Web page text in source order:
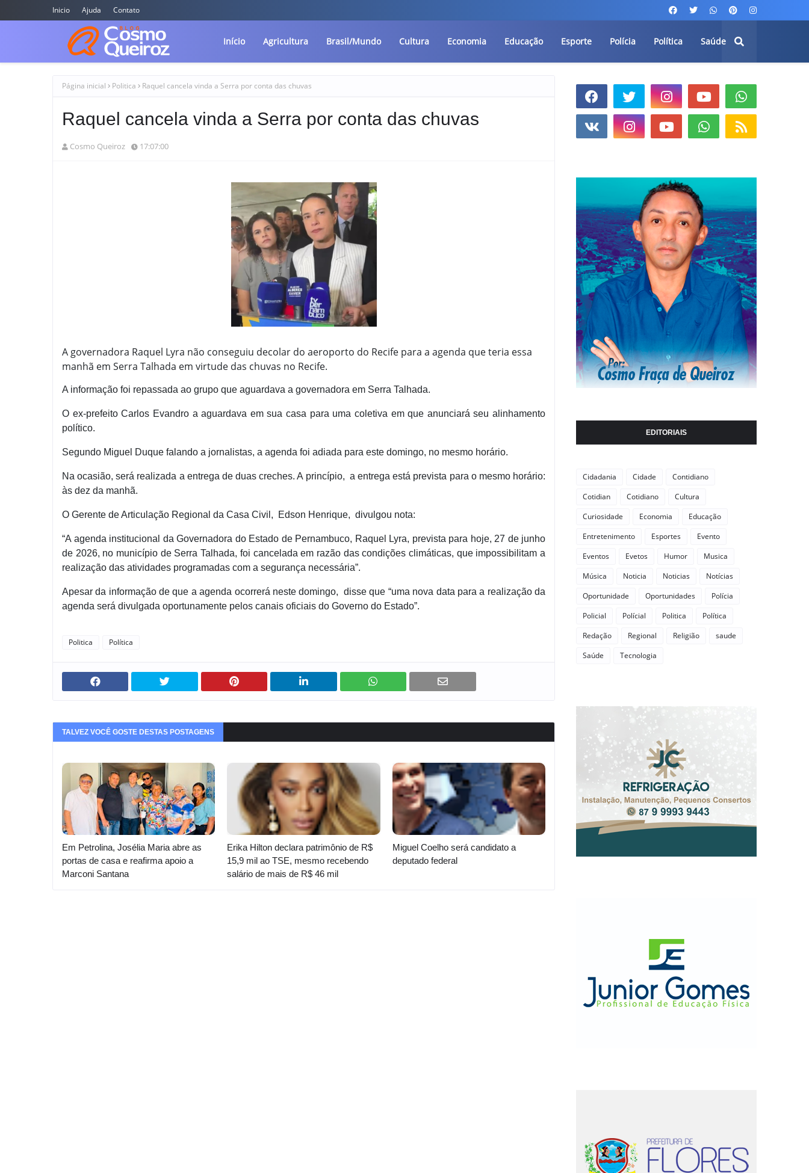
Inicio Ajuda Contato
Início Agricultura Brasil/Mundo Cultura Economia Educação Esporte Polícia Política Saúde
Página inicial Politica Raquel cancela vinda a Serra por conta das chuvas
Raquel cancela vinda a Serra por conta das chuvas
Cosmo Queiroz 17:07:00
A governadora Raquel Lyra não conseguiu decolar do aeroporto do Recife para a agenda que teria essa
manhã em Serra Talhada em virtude das chuvas no Recife.
A informação foi repassada ao grupo que aguardava a governadora em Serra Talhada.
O ex-prefeito Carlos Evandro a aguardava em sua casa para uma coletiva em que anunciará seu alinhamento
político.
Segundo Miguel Duque falando a jornalistas, a agenda foi adiada para este domingo, no mesmo horário.
Na ocasião, será realizada a entrega de duas creches. A princípio, a entrega está prevista para o mesmo horário:
às dez da manhã.
O Gerente de Articulação Regional da Casa Civil, Edson Henrique, divulgou nota:
“A agenda institucional da Governadora do Estado de Pernambuco, Raquel Lyra, prevista para hoje, 27 de junho
de 2026, no município de Serra Talhada, foi cancelada em razão das condições climáticas, que impossibilitam a
realização das atividades programadas com a segurança necessária”.
Apesar da informação de que a agenda ocorrerá neste domingo, disse que “uma nova data para a realização da
agenda será divulgada oportunamente pelos canais oficiais do Governo do Estado”.
Politica Política
TALVEZ VOCÊ GOSTE DESTAS POSTAGENS
Em Petrolina, Josélia Maria abre as
portas de casa e reafirma apoio a
Marconi Santana
Erika Hilton declara patrimônio de R$
15,9 mil ao TSE, mesmo recebendo
salário de mais de R$ 46 mil
Miguel Coelho será candidato a
deputado federal
EDITORIAIS
Cidadania Cidade
Contidiano
Cotidian
Cotidiano
Cultura
Curiosidade
Economia
Educação
Entretenimento
Esportes
Evento
Eventos
Evetos Humor
Musica
Música
Noticia Noticias
Notícias
Oportunidade
Oportunidades
Polícia
Policial
Polícial Politica
Política
Redação
Regional Religião
saude
Saúde
Tecnologia